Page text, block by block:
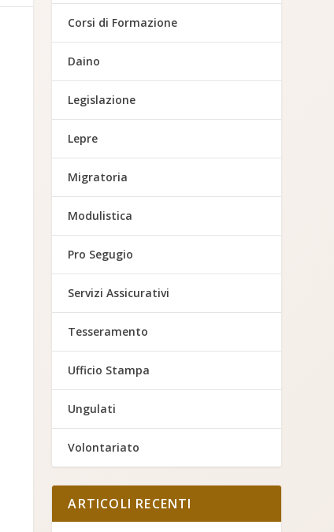
Corsi di Formazione
Daino
Legislazione
Lepre
Migratoria
Modulistica
Pro Segugio
Servizi Assicurativi
Tesseramento
Ufficio Stampa
Ungulati
Volontariato
ARTICOLI RECENTI